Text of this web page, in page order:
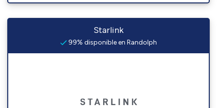
Starlink
99% disponible en Randolph